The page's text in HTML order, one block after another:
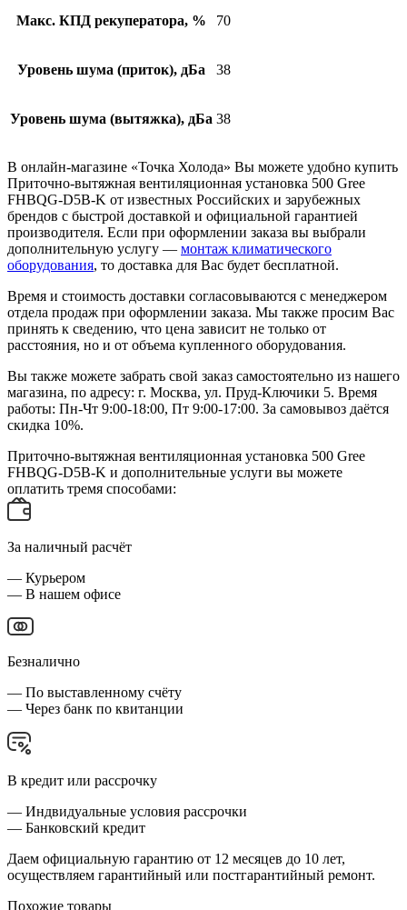
Макс. КПД рекуператора, % 70
Уровень шума (приток), дБа 38
Уровень шума (вытяжка), дБа 38
В онлайн-магазине «Точка Холода» Вы можете удобно купить
Приточно-вытяжная вентиляционная установка 500 Gree
FHBQG-D5B-K от известных Российских и зарубежных
брендов с быстрой доставкой и официальной гарантией
производителя. Если при оформлении заказа вы выбрали
дополнительную услугу — монтаж климатического
оборудования, то доставка для Вас будет бесплатной.
Время и стоимость доставки согласовываются с менеджером
отдела продаж при оформлении заказа. Мы также просим Вас
принять к сведению, что цена зависит не только от
расстояния, но и от объема купленного оборудования.
Вы также можете забрать свой заказ самостоятельно из нашего
магазина, по адресу: г. Москва, ул. Пруд-Ключики 5. Время
работы: Пн-Чт 9:00-18:00, Пт 9:00-17:00. За самовывоз даётся
скидка 10%.
Приточно-вытяжная вентиляционная установка 500 Gree
FHBQG-D5B-K и дополнительные услуги вы можете
оплатить тремя способами:
За наличный расчёт
— Курьером
— В нашем офисе
Безналично
— По выставленному счёту
— Через банк по квитанции
В кредит или рассрочку
— Индвидуальные условия рассрочки
— Банковский кредит
Даем официальную гарантию от 12 месяцев до 10 лет,
осуществляем гарантийный или постгарантийный ремонт.
Похожие товары